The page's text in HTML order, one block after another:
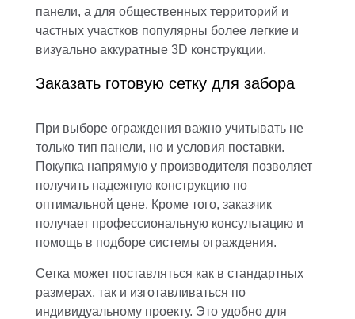
панели, а для общественных территорий и
частных участков популярны более легкие и
визуально аккуратные 3D конструкции.
Заказать готовую сетку для забора
При выборе ограждения важно учитывать не
только тип панели, но и условия поставки.
Покупка напрямую у производителя позволяет
получить надежную конструкцию по
оптимальной цене. Кроме того, заказчик
получает профессиональную консультацию и
помощь в подборе системы ограждения.
Сетка может поставляться как в стандартных
размерах, так и изготавливаться по
индивидуальному проекту. Это удобно для